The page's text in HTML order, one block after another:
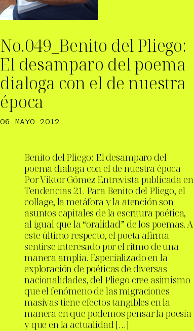
No.049_Benito del Pliego:
El desamparo del poema
dialoga con el de nuestra
época
06 MAYO 2012
Benito del Pliego: El desamparo del
poema dialoga con el de nuestra época
Por Víktor Gómez Entrevista publicada en
Tendencias 21. Para Benito del Pliego, el
collage, la metáfora y la atención son
asuntos capitales de la escritura poética,
al igual que la “oralidad” de los poemas. A
este último respecto, el poeta afirma
sentirse interesado por el ritmo de una
manera amplia. Especializado en la
exploración de poéticas de diversas
nacionalidades, del Pliego cree asimismo
que el fenómeno de las migraciones
masivas tiene efectos tangibles en la
manera en que podemos pensar la poesía
y que en la actualidad […]